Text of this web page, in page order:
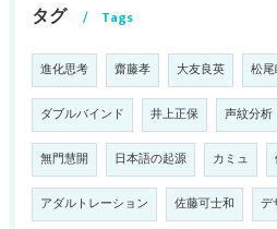
タグ Tags
進化思考 齋藤孝 大友良英 松
ダブルバインド 井上正保 声紋分析
無門慧開 日本語の起源 カミュ
アダルトレーション 佐藤可士和 デ